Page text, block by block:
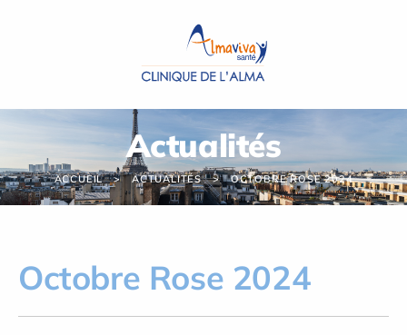
Actualités
ACCUEIL ACTUALITÉS OCTOBRE ROSE 2024
Octobre Rose 2024